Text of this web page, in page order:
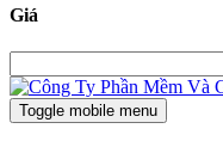
Giá
Toggle mobile menu